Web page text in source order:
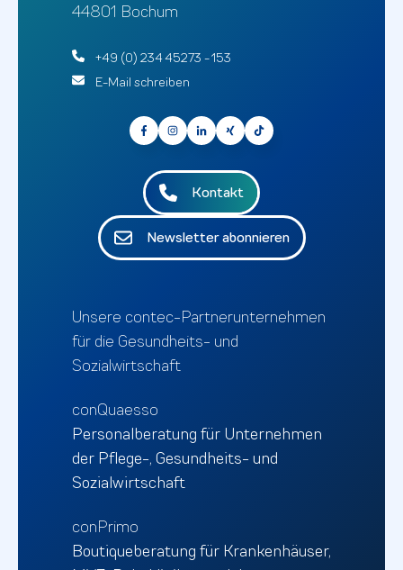
44801 Bochum
+49 (0) 234 45273 - 153
E-Mail schreiben
Kontakt
Newsletter abonnieren
Unsere contec-Partnerunternehmen
für die Gesundheits- und
Sozialwirtschaft
conQuaesso
Personalberatung für Unternehmen
der Pflege-, Gesundheits- und
Sozialwirtschaft
conPrimo
Boutiqueberatung für Krankenhäuser,